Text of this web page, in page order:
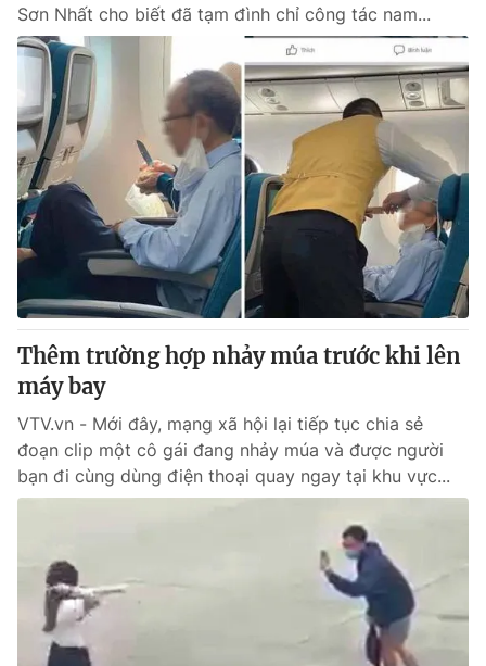
® Cấm sao chép dưới mọi hình thức nếu không có sự chấp
thuận bằng văn bản. Ghi rõ nguồn VTV.vn khi phát hành lại
thông tin từ website này.
Sơn Nhất cho biết đã tạm đình chỉ công tác nam...
Thêm trường hợp nhảy múa trước khi lên
máy bay
VTV.vn - Mới đây, mạng xã hội lại tiếp tục chia sẻ
đoạn clip một cô gái đang nhảy múa và được người
bạn đi cùng dùng điện thoại quay ngay tại khu vực...